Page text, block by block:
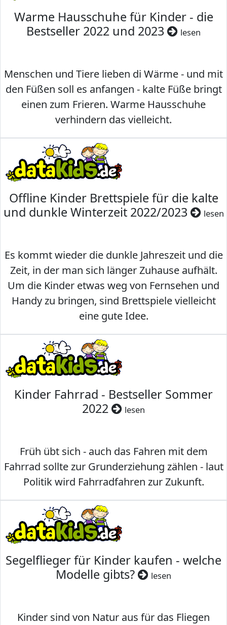
Warme Hausschuhe für Kinder - die
Bestseller 2022 und 2023
lesen
Menschen und Tiere lieben di Wärme - und mit
den Füßen soll es anfangen - kalte Füße bringt
einen zum Frieren. Warme Hausschuhe
verhindern das vielleicht.
Offline Kinder Brettspiele für die kalte
und dunkle Winterzeit 2022/2023
lesen
Es kommt wieder die dunkle Jahreszeit und die
Zeit, in der man sich länger Zuhause aufhält.
Um die Kinder etwas weg von Fernsehen und
Handy zu bringen, sind Brettspiele vielleicht
eine gute Idee.
Kinder Fahrrad - Bestseller Sommer
2022
lesen
Früh übt sich - auch das Fahren mit dem
Fahrrad sollte zur Grunderziehung zählen - laut
Politik wird Fahrradfahren zur Zukunft.
Segelflieger für Kinder kaufen - welche
Modelle gibts?
lesen
Kinder sind von Natur aus für das Fliegen